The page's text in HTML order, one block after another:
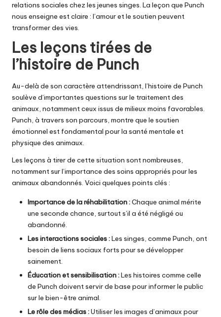
relations sociales chez les jeunes singes. La leçon que Punch
nous enseigne est claire : l’amour et le soutien peuvent
transformer des vies.
Les leçons tirées de
l’histoire de Punch
Au-delà de son caractère attendrissant, l’histoire de Punch
soulève d’importantes questions sur le traitement des
animaux, notamment ceux issus de milieux moins favorables.
Punch, à travers son parcours, montre que le soutien
émotionnel est fondamental pour la santé mentale et
physique des animaux.
Les leçons à tirer de cette situation sont nombreuses,
notamment sur l’importance des soins appropriés pour les
animaux abandonnés. Voici quelques points clés :
Importance de la réhabilitation :Chaque animal mérite
une seconde chance, surtout s’il a été négligé ou
abandonné.
Les interactions sociales :Les singes, comme Punch, ont
besoin de liens sociaux forts pour se développer
sainement.
Éducation et sensibilisation :Les histoires comme celle
de Punch doivent servir de base pour informer le public
sur le bien-être animal.
Le rôle des médias :Utiliser les images d’animaux pour